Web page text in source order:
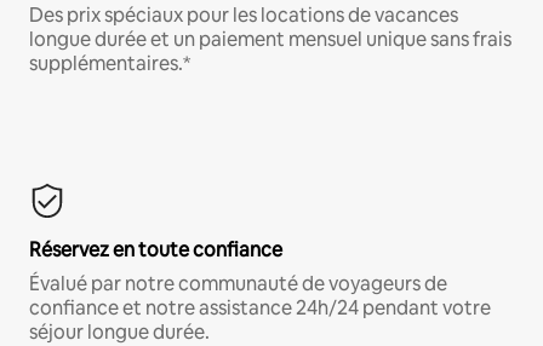
Des prix spéciaux pour les locations de vacances
longue durée et un paiement mensuel unique sans frais
supplémentaires.*
Réservez en toute confiance
Évalué par notre communauté de voyageurs de
confiance et notre assistance 24h/24 pendant votre
séjour longue durée.